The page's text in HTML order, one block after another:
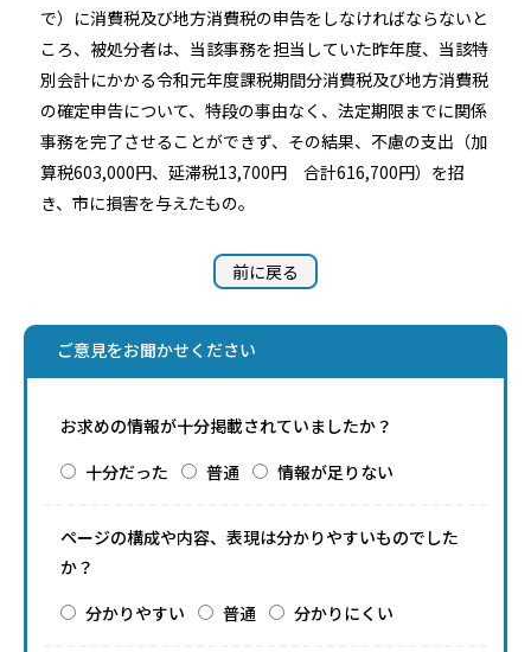
で）に消費税及び地方消費税の申告をしなければならないと
ころ、被処分者は、当該事務を担当していた昨年度、当該特
別会計にかかる令和元年度課税期間分消費税及び地方消費税
の確定申告について、特段の事由なく、法定期限までに関係
事務を完了させることができず、その結果、不慮の支出（加
算税603,000円、延滞税13,700円 合計616,700円）を招
き、市に損害を与えたもの。
前に戻る
ご意見をお聞かせください
お求めの情報が十分掲載されていましたか？
十分だった
普通 情報が足りない
ページの構成や内容、表現は分かりやすいものでした
か？
分かりやすい
普通 分かりにくい